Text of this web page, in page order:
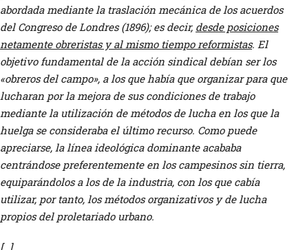
abordada mediante la traslación mecánica de los acuerdos
del Congreso de Londres (1896); es decir, desde posiciones
netamente obreristas y al mismo tiempo reformistas. El
objetivo fundamental de la acción sindical debían ser los
«obreros del campo», a los que había que organizar para que
lucharan por la mejora de sus condiciones de trabajo
mediante la utilización de métodos de lucha en los que la
huelga se consideraba el último recurso. Como puede
apreciarse, la línea ideológica dominante acababa
centrándose preferentemente en los campesinos sin tierra,
equiparándolos a los de la industria, con los que cabía
utilizar, por tanto, los métodos organizativos y de lucha
propios del proletariado urbano.
[…]